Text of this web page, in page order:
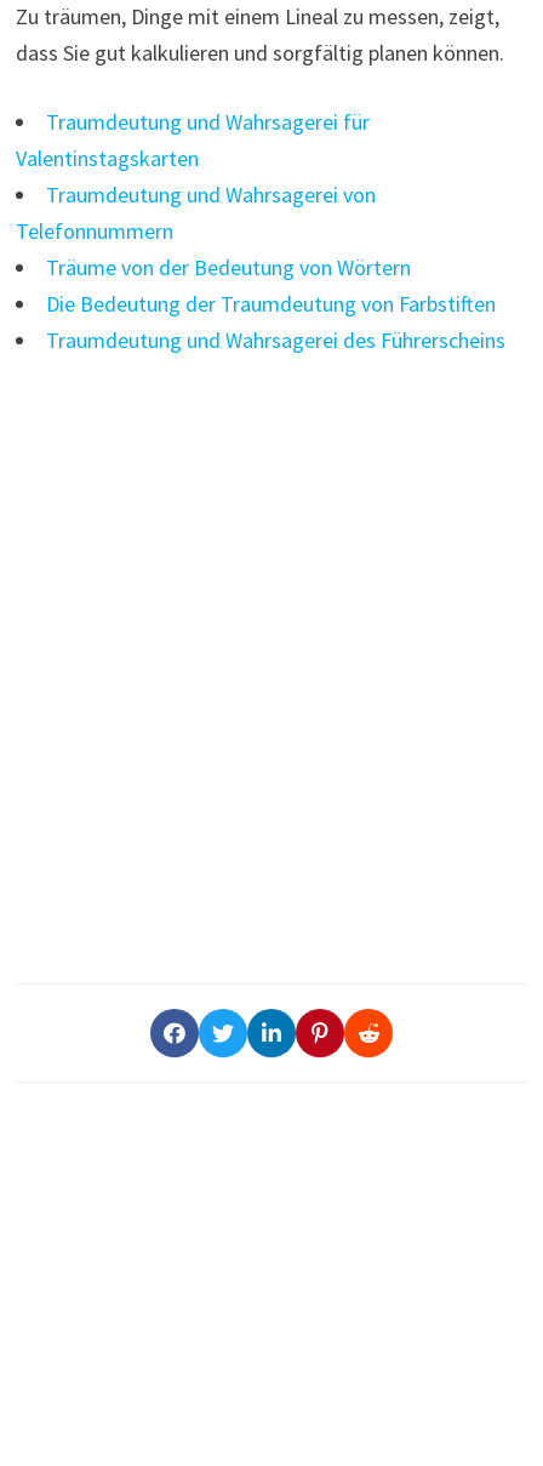
Zu träumen, Dinge mit einem Lineal zu messen, zeigt,
dass Sie gut kalkulieren und sorgfältig planen können.
Traumdeutung und Wahrsagerei für
Valentinstagskarten
Traumdeutung und Wahrsagerei von
Telefonnummern
Träume von der Bedeutung von Wörtern
Die Bedeutung der Traumdeutung von Farbstiften
Traumdeutung und Wahrsagerei des Führerscheins